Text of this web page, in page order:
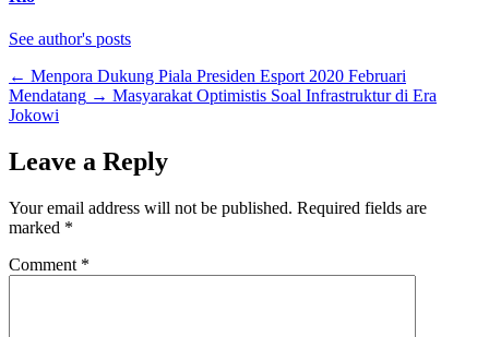
See author's posts
← Menpora Dukung Piala Presiden Esport 2020 Februari
Mendatang → Masyarakat Optimistis Soal Infrastruktur di Era
Jokowi
Leave a Reply
Your email address will not be published. Required fields are
marked *
Comment *